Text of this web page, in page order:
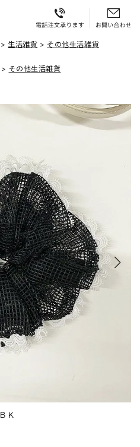
生活雑貨
その他生活雑貨
その他生活雑貨
ＢＫ